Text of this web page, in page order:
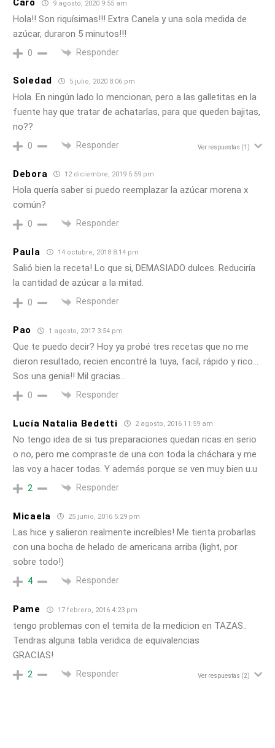
Caro 9 agosto, 2020 9:55 am
Hola!! Son riquísimas!!! Extra Canela y una sola medida de
azúcar, duraron 5 minutos!!!
0 Responder
Soledad 5 julio, 2020 8:06 pm
Hola. En ningún lado lo mencionan, pero a las galletitas en la
fuente hay que tratar de achatarlas, para que queden bajitas,
no??
0 Responder Ver respuestas (1)
Debora 12 diciembre, 2019 5:59 pm
Hola quería saber si puedo reemplazar la azúcar morena x
común?
0 Responder
Paula 14 octubre, 2018 8:14 pm
Salió bien la receta! Lo que si, DEMASIADO dulces. Reduciría
la cantidad de azúcar a la mitad.
0 Responder
Pao 1 agosto, 2017 3:54 pm
Que te puedo decir? Hoy ya probé tres recetas que no me
dieron resultado, recien encontré la tuya, facil, rápido y rico…
Sos una genia!! Mil gracias…
0 Responder
Lucía Natalia Bedetti 2 agosto, 2016 11:59 am
No tengo idea de si tus preparaciones quedan ricas en serio
o no, pero me compraste de una con toda la cháchara y me
las voy a hacer todas. Y además porque se ven muy bien u.u
2 Responder
Micaela 25 junio, 2016 5:29 pm
Las hice y salieron realmente increíbles! Me tienta probarlas
con una bocha de helado de americana arriba (light, por
sobre todo!)
4 Responder
Pame 17 febrero, 2016 4:23 pm
tengo problemas con el temita de la medicion en TAZAS..
Tendras alguna tabla veridica de equivalencias
GRACIAS!
2 Responder Ver respuestas (2)